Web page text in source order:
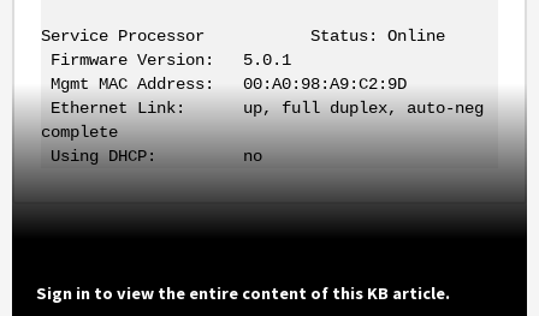
Service Processor Status: Online
Firmware Version: 5.0.1
Mgmt MAC Address: 00:A0:98:A9:C2:9D
Ethernet Link: up, full duplex, auto-neg
complete
Using DHCP: no
Sign in to view the entire content of this KB article.